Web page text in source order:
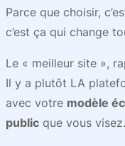
Parce que choisir,
c’est ça qui change
Le « meilleur site »,
Il y a plutôt LA
avec votre modèle
public que vous visez.